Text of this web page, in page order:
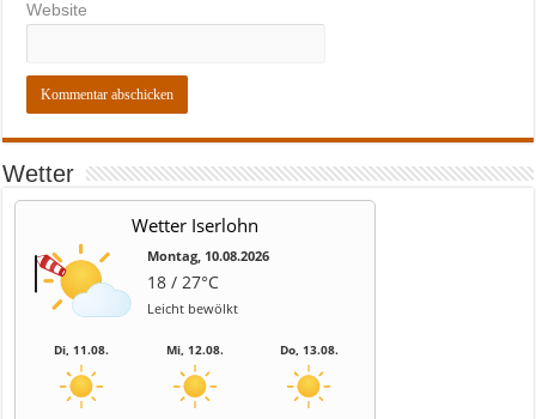
Website
Wetter
Wetter Iserlohn
Montag, 10.08.2026
18 / 27°C
Leicht bewölkt
Di, 11.08. Mi, 12.08. Do, 13.08.